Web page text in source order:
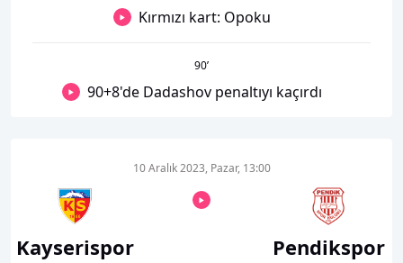
Kırmızı kart: Opoku
90’
90+8'de Dadashov penaltıyı kaçırdı
Kayserispor
10 Aralık 2023, Pazar, 13:00
Pendikspor